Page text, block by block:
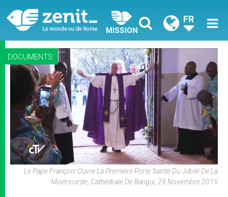
MISSION
FR
DOCUMENTS
Le Pape François Ouvre La Première Porte Sainte Du Jubilé De La
Miséricorde, Cathédrale De Bangui, 29 Novembre 2015